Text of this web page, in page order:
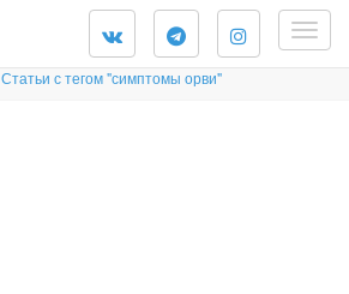
Статьи с тегом "симптомы орви"